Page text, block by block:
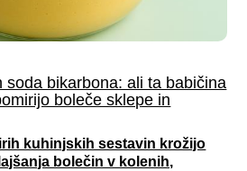
soda bikarbona: ali ta babičina
boleče sklepe in
kuhinjskih sestavin krožijo
bolečin v kolenih,